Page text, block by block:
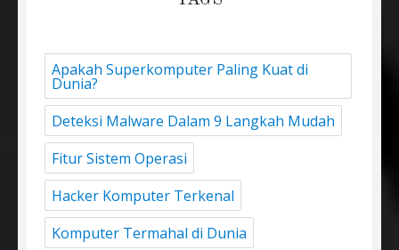
Apakah Superkomputer Paling Kuat di
Dunia?
Deteksi Malware Dalam 9 Langkah Mudah
Fitur Sistem Operasi
Hacker Komputer Terkenal
Komputer Termahal di Dunia